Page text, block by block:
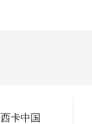
西卡中国